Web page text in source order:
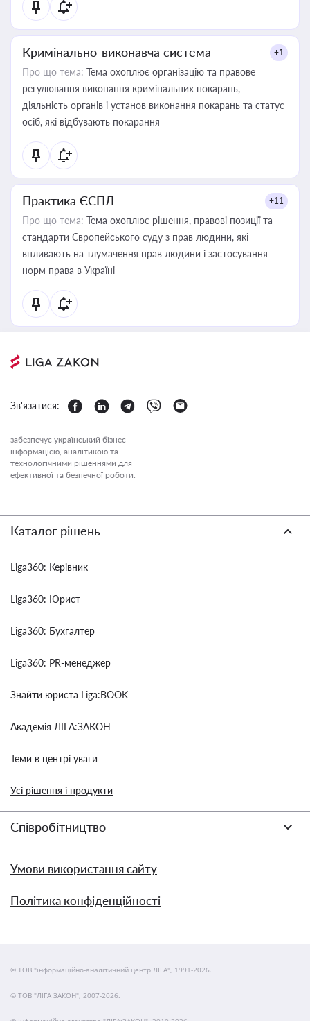
Кримінально-виконавча система +1
Про що тема: Тема охоплює організацію та правове
регулювання виконання кримінальних покарань,
діяльність органів і установ виконання покарань та статус
осіб, які відбувають покарання
Практика ЄСПЛ +11
Про що тема: Тема охоплює рішення, правові позиції та
стандарти Європейського суду з прав людини, які
впливають на тлумачення прав людини і застосування
норм права в Україні
Зв'язатися:
забезпечує український бізнес
інформацією, аналітикою та
технологічними рішеннями для
ефективної та безпечної роботи.
Каталог рішень
Liga360: Керівник
Liga360: Юрист
Liga360: Бухгалтер
Liga360: PR-менеджер
Знайти юриста Liga:BOOK
Академія ЛІГА:ЗАКОН
Теми в центрі уваги
Усі рішення і продукти
Співробітництво
Умови використання сайту
Політика конфіденційності
© ТОВ "інформаційно-аналітичний центр ЛІГА", 1991-2026.
© ТОВ "ЛІГА ЗАКОН", 2007-2026.